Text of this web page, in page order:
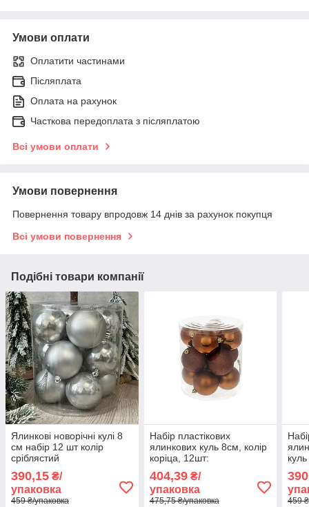
Умови оплати
Оплатити частинами
Післяплата
Оплата на рахунок
Часткова передоплата з післяплатою
Всі умови оплати
Умови повернення
Повернення товару впродовж 14 днів за рахунок покупця
Всі умови повернення
Подібні товари компанії
Ялинкові новорічні кулі 8
см набір 12 шт колір
сріблястий
390,15 ₴/
упаковка
459 ₴/упаковка
Набір пластікових
ялинкових куль 8см, колір
коріца, 12шт:
404,39₴/
упаковка
475,75 ₴/упаковка 459